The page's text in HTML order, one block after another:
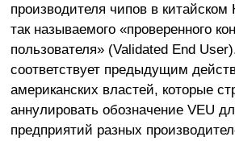
производителя чипов в китайском
так называемого «проверенного
пользователя» (Validated End
соответствует предыдущим
американских властей, которые
аннулировать обозначение VEU
предприятий разных